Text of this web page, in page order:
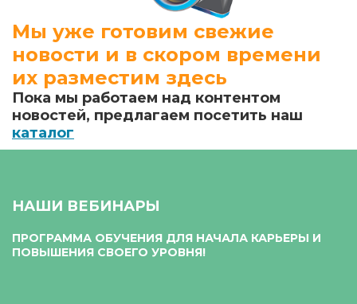
Мы уже готовим свежие
новости и в скором времени
их разместим здесь
Пока мы работаем над контентом
новостей, предлагаем посетить наш
каталог
НАШИ ВЕБИНАРЫ
ПРОГРАММА ОБУЧЕНИЯ ДЛЯ НАЧАЛА КАРЬЕРЫ И
ПОВЫШЕНИЯ СВОЕГО УРОВНЯ!